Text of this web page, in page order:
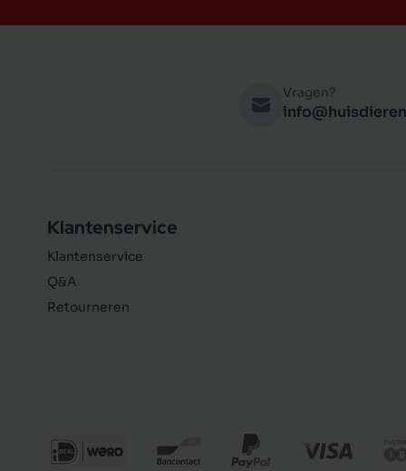
Vragen?
Klantenservice
Klantenservice
Q&A
Retourneren